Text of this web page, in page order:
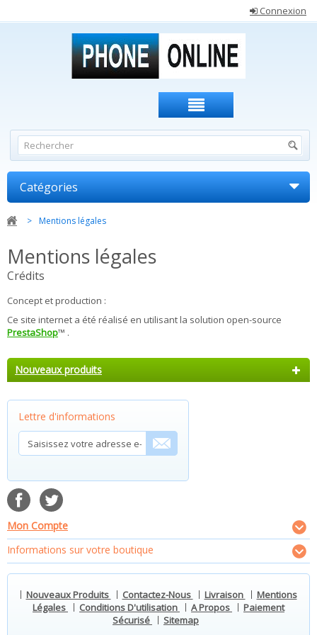
Connexion
Catégories
> Mentions légales
Mentions légales
Crédits
Concept et production :
Ce site internet a été réalisé en utilisant la solution open-source
PrestaShop™ .
Nouveaux produits
Lettre d'informations
Mon Compte
Informations sur votre boutique
Nouveaux Produits Contactez-Nous Livraison
Mentions
Légales
Conditions D'utilisation A Propos
Paiement
Sécurisé
Sitemap